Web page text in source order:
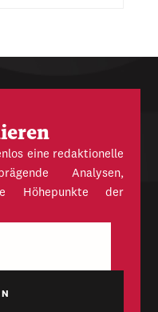
eine redaktionelle
Analysen,
Höhepunkte der